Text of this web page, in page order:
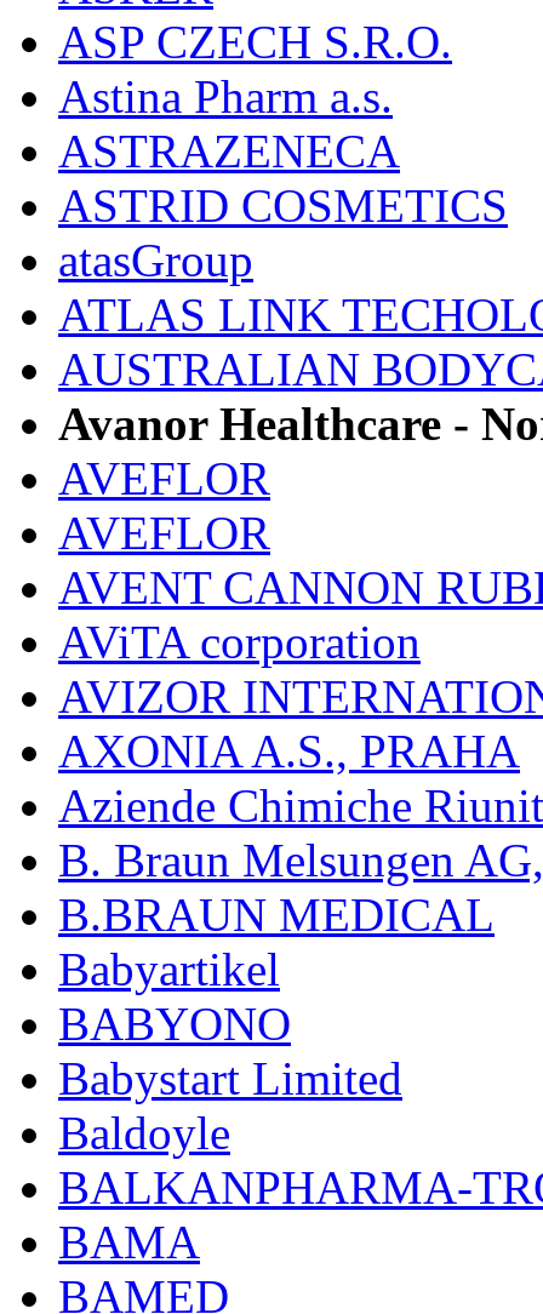
ASP CZECH S.R.O.
Astina Pharm a.s.
ASTRAZENECA
ASTRID COSMETICS
atasGroup
ATLAS LINK
AUSTRALIAN
Avanor Healthcare -
AVEFLOR
AVEFLOR
AVENT CANNON
AViTA corporation
AVIZOR
AXONIA A.S., PRAHA
Aziende Chimiche
B. Braun Melsungen
B.BRAUN MEDICAL
Babyartikel
BABYONO
Babystart Limited
Baldoyle
BALKANPHARMA-
BAMA
BAMED